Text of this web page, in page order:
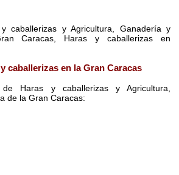
caballerizas y Agricultura, Ganadería y
Caracas, Haras y caballerizas en
caballerizas en la Gran Caracas
Haras y caballerizas y Agricultura,
de la Gran Caracas: